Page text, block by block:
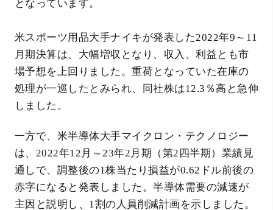
となっています。
米スポーツ用品大手ナイキが発表した2022年9～11
月期決算は、大幅増収となり、収入、利益とも市
場予想を上回りました。重荷となっていた在庫の
処理が一巡したとみられ、同社株は12.3％高と急伸
しました。
一方で、米半導体大手マイクロン・テクノロジー
は、2022年12月～23年2月期（第2四半期）業績見
通しで、調整後の1株当たり損益が0.62ドル前後の
赤字になると発表しました。半導体需要の減速が
主因と説明し、1割の人員削減計画を示しました。